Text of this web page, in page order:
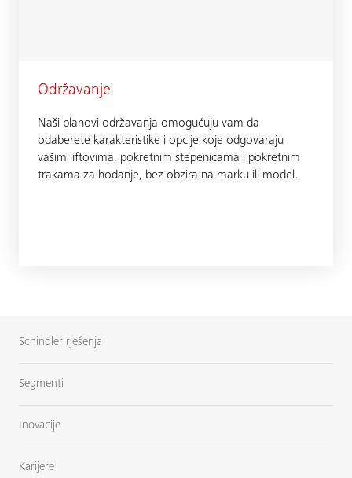
Održavanje
Naši planovi održavanja omogućuju vam da
odaberete karakteristike i opcije koje odgovaraju
vašim liftovima, pokretnim stepenicama i pokretnim
trakama za hodanje, bez obzira na marku ili model.
Schindler rješenja
Segmenti
Inovacije
Karijere